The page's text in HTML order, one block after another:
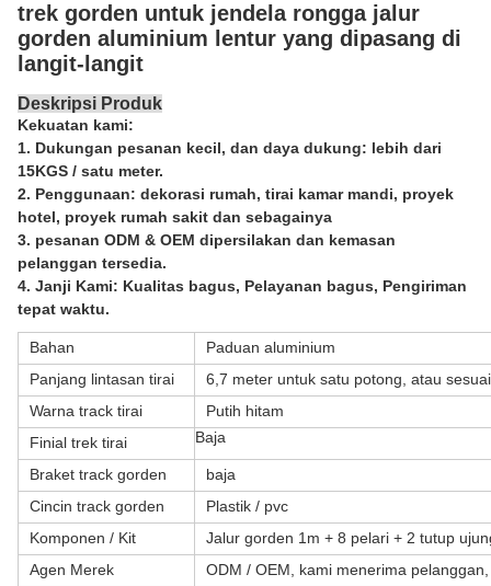
trek gorden untuk jendela rongga jalur
gorden aluminium lentur yang dipasang di
langit-langit
Deskripsi Produk
Kekuatan kami:
1. Dukungan pesanan kecil, dan daya dukung: lebih dari
15KGS / satu meter.
2. Penggunaan: dekorasi rumah, tirai kamar mandi, proyek
hotel, proyek rumah sakit dan sebagainya
3. pesanan ODM & OEM dipersilakan dan kemasan
pelanggan tersedia.
4. Janji Kami: Kualitas bagus, Pelayanan bagus, Pengiriman
tepat waktu.
Bahan
Paduan aluminium
Panjang lintasan tirai
6,7 meter untuk satu potong, atau
Warna track tirai
Putih hitam
Finial trek tirai
Baja
Braket track gorden
baja
Cincin track gorden
Plastik / pvc
Komponen / Kit
Jalur gorden 1m + 8 pelari + 2 tutup
Agen Merek
ODM / OEM, kami menerima